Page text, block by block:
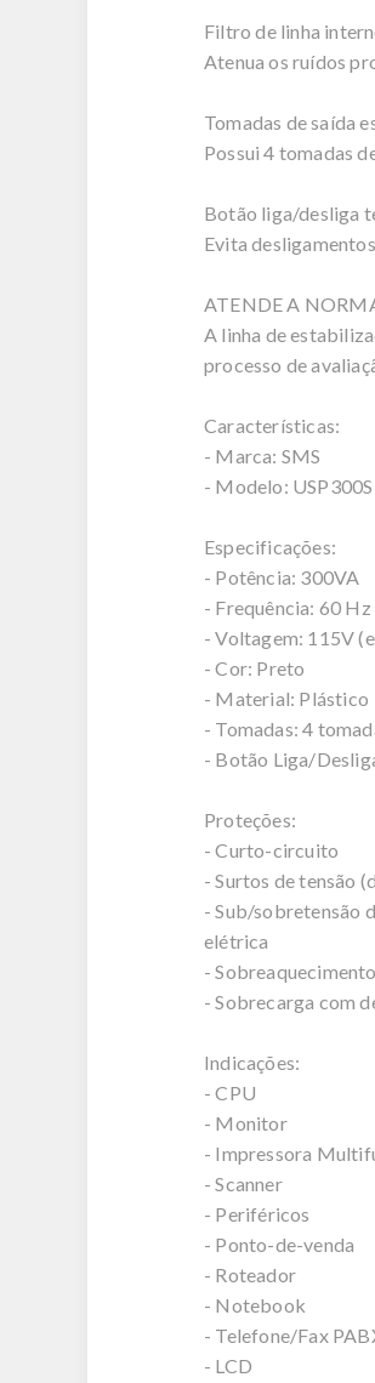
Filtro de linha
Atenua os ruídos
Tomadas de saída
Possui 4 tomadas
Botão liga/desliga
Evita
ATENDE A
A linha de
processo de
Características:
- Marca: SMS
- Modelo: USP300S
Especificações:
- Potência: 300VA
- Frequência: 60 Hz
- Voltagem: 115V
- Cor: Preto
- Material: Plástico
- Tomadas: 4
- Botão Liga/
Proteções:
- Curto-circuito
- Surtos de tensão
- Sub/sobretensão
elétrica
-
- Sobrecarga com
Indicações:
- CPU
- Monitor
- Impressora
- Scanner
- Periféricos
- Ponto-de-venda
- Roteador
- Notebook
- Telefone/Fax
- LCD